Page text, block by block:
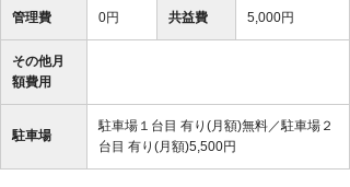
管理費 0円 共益費 5,000円
その他月
額費用
駐車場
駐車場１台目 有り(月額)無料／駐車場２
台目 有り(月額)5,500円